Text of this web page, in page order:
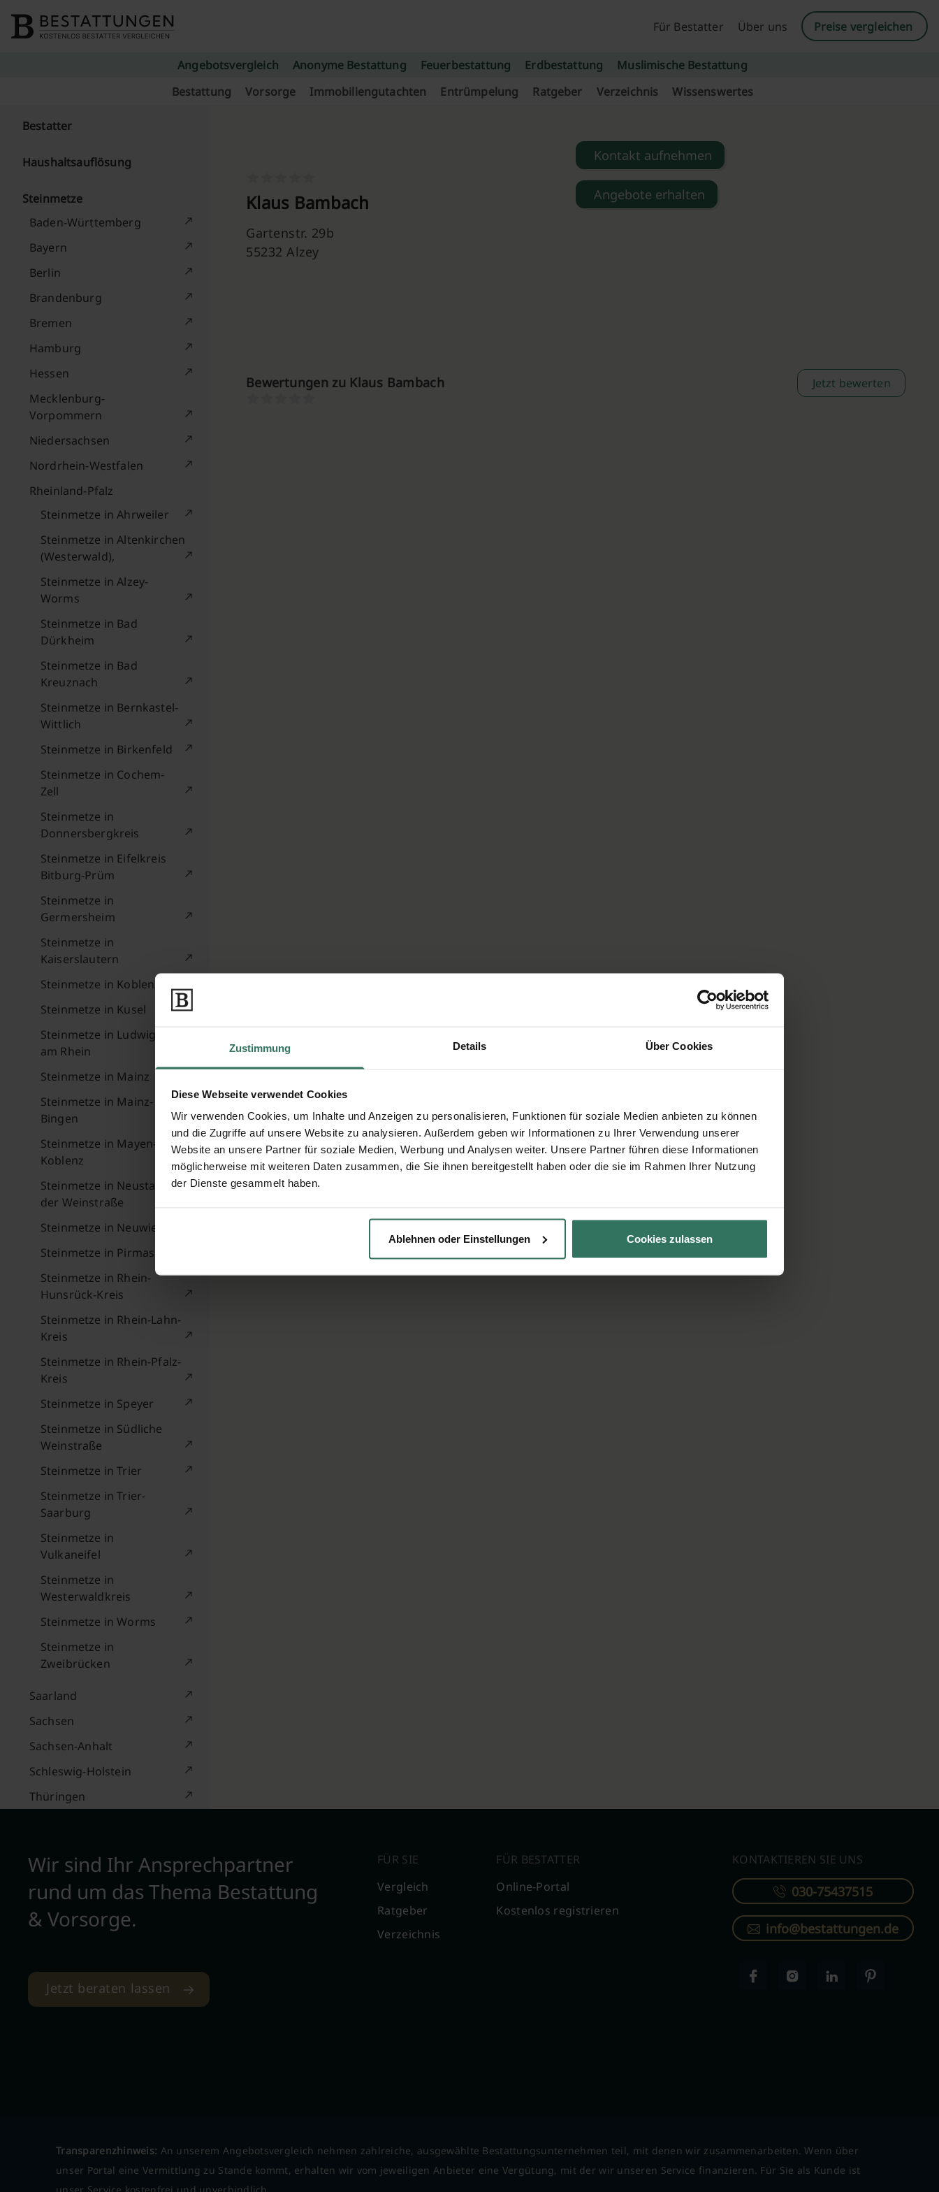
Zustimmung Details Über Cookies
Diese Webseite verwendet Cookies
Wir verwenden Cookies, um Inhalte und Anzeigen zu personalisieren, Funktionen für soziale Medien anbieten zu können
und die Zugriffe auf unsere Website zu analysieren. Außerdem geben wir Informationen zu Ihrer Verwendung unserer
Website an unsere Partner für soziale Medien, Werbung und Analysen weiter. Unsere Partner führen diese Informationen
möglicherweise mit weiteren Daten zusammen, die Sie ihnen bereitgestellt haben oder die sie im Rahmen Ihrer Nutzung
der Dienste gesammelt haben.
Ablehnen oder Einstellungen Cookies zulassen
Für Bestatter
Über uns Preise vergleichen
Angebotsvergleich Anonyme Bestattung Feuerbestattung Erdbestattung
Muslimische Bestattung
Bestattung
Vorsorge Immobiliengutachten Entrümpelung Ratgeber Verzeichnis Wissenswertes
Bestatter
Haushaltsauflösung
Steinmetze
Baden-Württemberg
Bayern
Berlin
Brandenburg
Bremen
Hamburg
Hessen
Mecklenburg-
Vorpommern
Niedersachsen
Nordrhein-Westfalen
Rheinland-Pfalz
Steinmetze in Ahrweiler
Steinmetze in Altenkirchen
(Westerwald),
Steinmetze in Alzey-
Worms
Steinmetze in Bad
Dürkheim
Steinmetze in Bad
Kreuznach
Steinmetze in Bernkastel-
Wittlich
Steinmetze in Birkenfeld
Steinmetze in Cochem-
Zell
Steinmetze in
Donnersbergkreis
Steinmetze in Eifelkreis
Bitburg-Prüm
Steinmetze in
Germersheim
Steinmetze in
Kaiserslautern
Steinmetze in Koblenz
Steinmetze in Kusel
Steinmetze in Ludwigshafen
am Rhein
Steinmetze in Mainz
Steinmetze in Mainz-
Bingen
Steinmetze in Mayen-
Koblenz
Steinmetze in Neustadt an
der Weinstraße
Steinmetze in Neuwied
Steinmetze in Pirmasens
Steinmetze in Rhein-
Hunsrück-Kreis
Steinmetze in Rhein-Lahn-
Kreis
Steinmetze in Rhein-Pfalz-
Kreis
Steinmetze in Speyer
Steinmetze in Südliche
Weinstraße
Steinmetze in Trier
Steinmetze in Trier-
Saarburg
Steinmetze in
Vulkaneifel
Steinmetze in
Westerwaldkreis
Steinmetze in Worms
Steinmetze in
Zweibrücken
Saarland
Sachsen
Sachsen-Anhalt
Schleswig-Holstein
Thüringen
Klaus Bambach
Gartenstr. 29b
55232 Alzey
Kontakt aufnehmen
Angebote erhalten
Bewertungen zu Klaus Bambach Jetzt bewerten
Wir sind Ihr Ansprechpartner
rund um das Thema Bestattung
& Vorsorge.
Jetzt beraten lassen
FÜR SIE
Vergleich
Ratgeber
Verzeichnis
FÜR BESTATTER
Online-Portal
Kostenlos registrieren
KONTAKTIEREN SIE UNS
030-75437515
info@bestattungen.de
Transparenzhinweis: An unserem Angebotsvergleich nehmen zahlreiche, ausgewählte Bestattungsunternehmen teil, mit denen wir zusammenarbeiten. Wenn über
unser Portal eine Vermittlung zu Stande kommt, erhalten wir vom jeweiligen Anbieter eine Vergütung, mit der wir unseren Service finanzieren. Für Sie als Kunde ist